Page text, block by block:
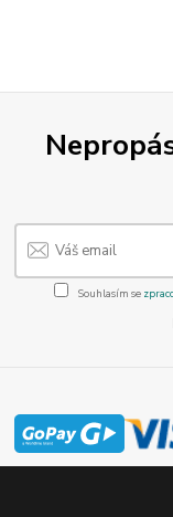
Souhlasím se